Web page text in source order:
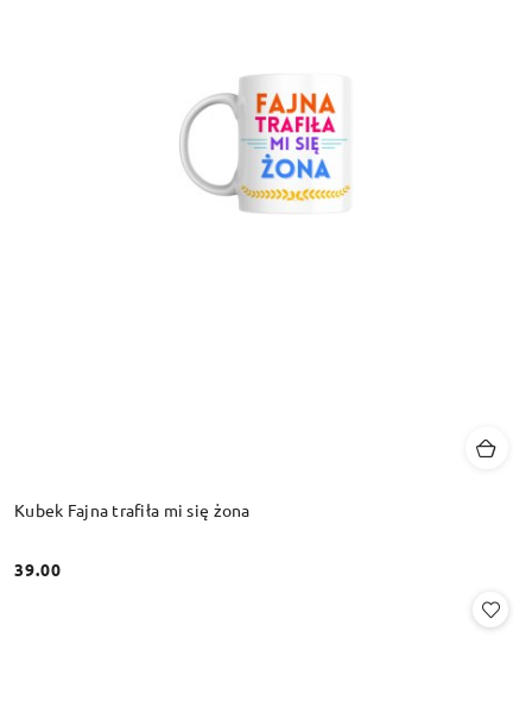
Kubek Fajna trafiła mi się żona
Cena:
39.00